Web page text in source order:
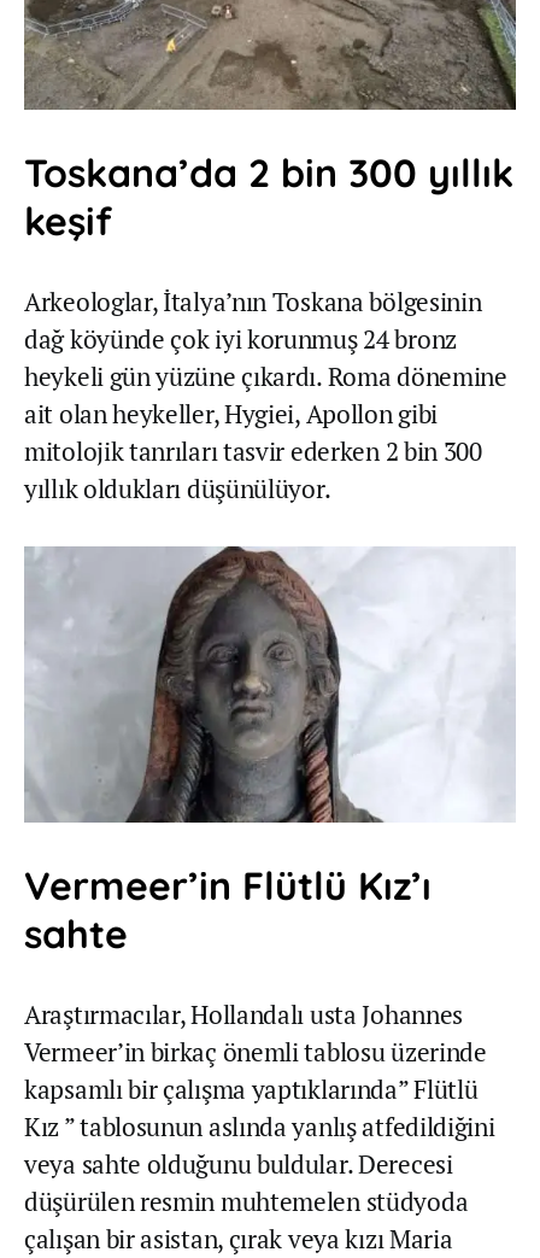
Toskana’da 2 bin 300 yıllık
keşif
Arkeologlar, İtalya’nın Toskana bölgesinin
dağ köyünde çok iyi korunmuş 24 bronz
heykeli gün yüzüne çıkardı. Roma dönemine
ait olan heykeller, Hygiei, Apollon gibi
mitolojik tanrıları tasvir ederken 2 bin 300
yıllık oldukları düşünülüyor.
Vermeer’in Flütlü Kız’ı
sahte
Araştırmacılar, Hollandalı usta Johannes
Vermeer’in birkaç önemli tablosu üzerinde
kapsamlı bir çalışma yaptıklarında” Flütlü
Kız ” tablosunun aslında yanlış atfedildiğini
veya sahte olduğunu buldular. Derecesi
düşürülen resmin muhtemelen stüdyoda
çalışan bir asistan, çırak veya kızı Maria